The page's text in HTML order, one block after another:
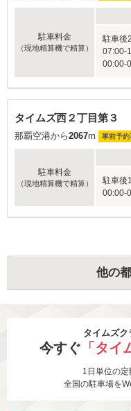
駐車料金
（現地精算機で精算）
駐車後
07:00-
00:00-
タイムズ西２丁目第３
那覇空港から2067m 事前予約
駐車料金
（現地精算機で精算）
駐車後
00:00-
他の
タイムズク
今すぐ 「タイ
1日単位の定
全国の駐車場を